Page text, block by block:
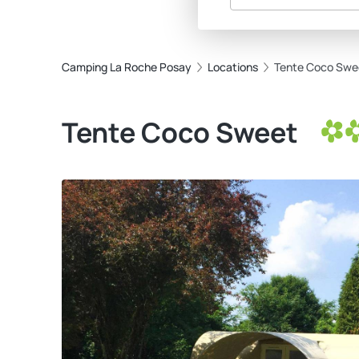
Camping La Roche Posay Locations Tente Coco
Tente Coco Sweet